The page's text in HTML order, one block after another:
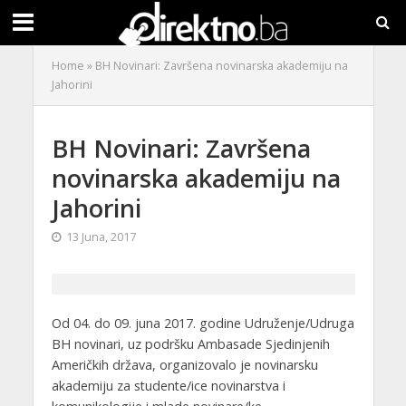
Home » BH Novinari: Završena novinarska akademiju na
Jahorini
BH Novinari: Završena
novinarska akademiju na
Jahorini
13 Juna, 2017
Od 04. do 09. juna 2017. godine Udruženje/Udruga
BH novinari, uz podršku Ambasade Sjedinjenih
Američkih država, organizovalo je novinarsku
akademiju za studente/ice novinarstva i